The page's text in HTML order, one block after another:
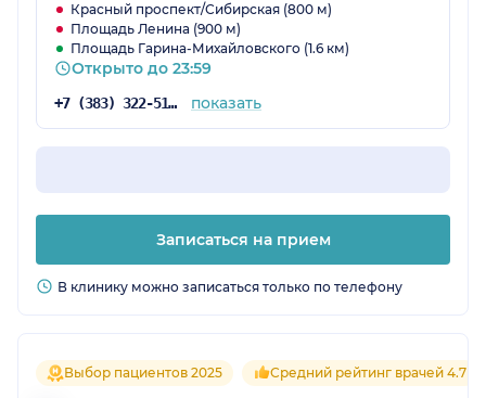
Красный проспект/Сибирская (800 м)
Площадь Ленина (900 м)
Площадь Гарина-Михайловского (1.6 км)
Открыто до 23:59
+7 (383) 322-51-94 показать
Записаться на прием
В клинику можно записаться только по телефону
Выбор пациентов 2025 Средний рейтинг врачей 4.7